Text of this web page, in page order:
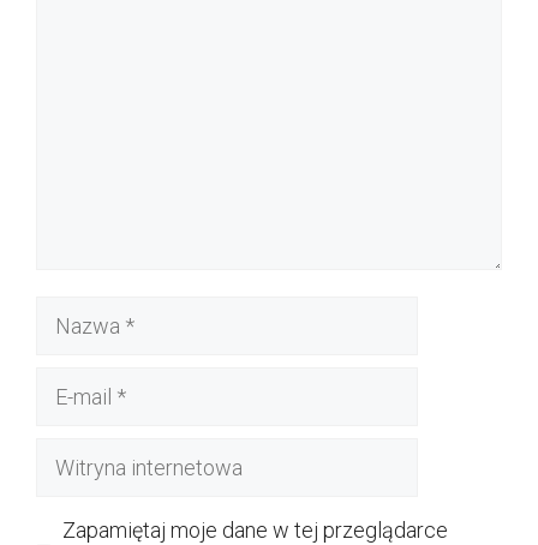
Nazwa
Witryna
Zapamiętaj moje dane w tej przeglądarce